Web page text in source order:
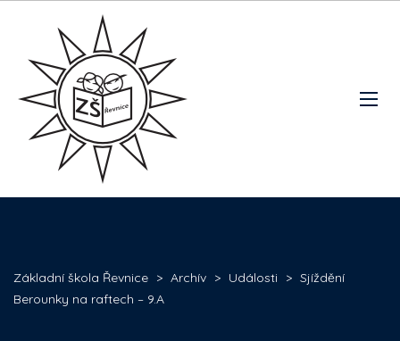
Základní škola Řevnice > Archív > Události > Sjíždění
Berounky na raftech – 9.A